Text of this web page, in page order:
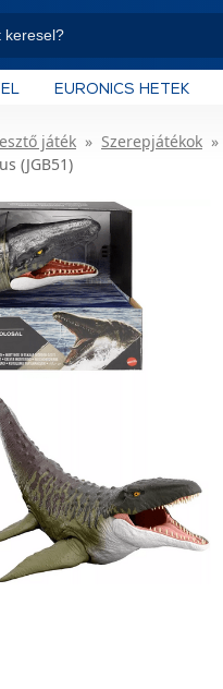
EURONICS HETEK
játék Szerepjátékok
(JGB51)